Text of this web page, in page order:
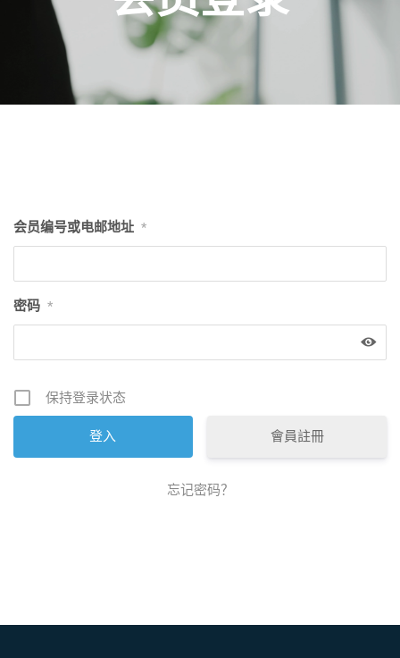
会员编号或电邮地址 *
密码 *
保持登录状态
會員註冊
忘记密码？